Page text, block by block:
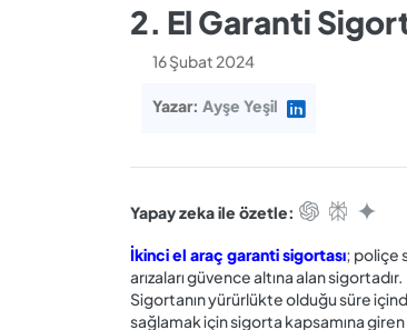
2. El Garanti
16 Şubat 2024
Yazar: Ayşe Yeşil
Yapay zeka ile özetle:
İkinci el araç garanti sigortası; poliçe
arızaları güvence altına alan sigortadır.
Sigortanın yürürlükte olduğu süre
sağlamak için sigorta kapsamına